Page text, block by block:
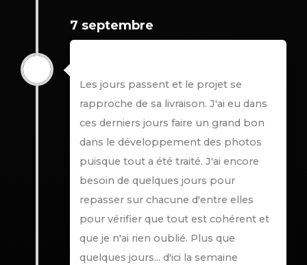
7 septembre
Les jours passent et le projet se
rapproche de sa livraison. J'ai eu dans
ces derniers jours faire un grand bon
dans le développement des photos
puisque tout a été traité. J'ai encore
besoin de quelques jours pour
repasser sur chacune d'entre elles
pour vérifier que tout est cohérent et
que je n'ai rien oublié. Plus que
quelques jours... d'ici la semaine